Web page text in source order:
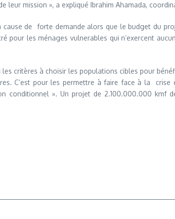
leur mission », a expliqué Ibrahim Ahamada,
cause de forte demande alors que le budget du
pour les ménages vulnerables qui n’exercent
critères à choisir les populations cibles pour
C’est pour les permettre à faire face à la crise
conditionnel ». Un projet de 2.100.000.000 kmf